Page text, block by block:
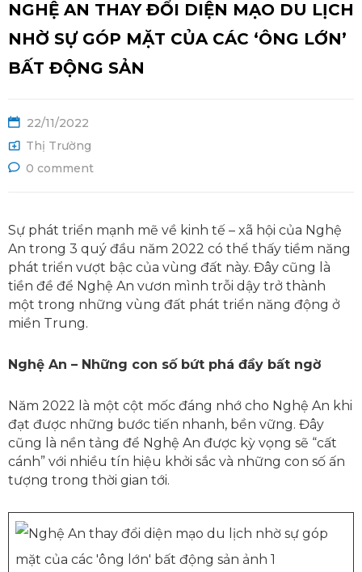
NGHỆ AN THAY ĐỔI DIỆN MẠO DU LỊCH
NHỜ SỰ GÓP MẶT CỦA CÁC ‘ÔNG LỚN’
BẤT ĐỘNG SẢN
22/11/2022
Thị Trường
0 comment
Sự phát triển mạnh mẽ về kinh tế – xã hội của Nghệ
An trong 3 quý đầu năm 2022 có thể thấy tiềm năng
phát triển vượt bậc của vùng đất này. Đây cũng là
tiền đề để Nghệ An vươn mình trỗi dậy trở thành
một trong những vùng đất phát triển năng động ở
miền Trung.
Nghệ An – Những con số bứt phá đầy bất ngờ
Năm 2022 là một cột mốc đáng nhớ cho Nghệ An khi
đạt được những bước tiến nhanh, bền vững. Đây
cũng là nền tảng để Nghệ An được kỳ vọng sẽ “cất
cánh” với nhiều tín hiệu khởi sắc và những con số ấn
tượng trong thời gian tới.